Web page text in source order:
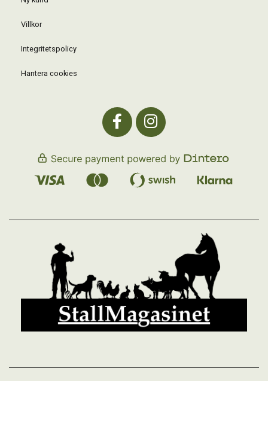
Villkor
Integritetspolicy
Hantera cookies